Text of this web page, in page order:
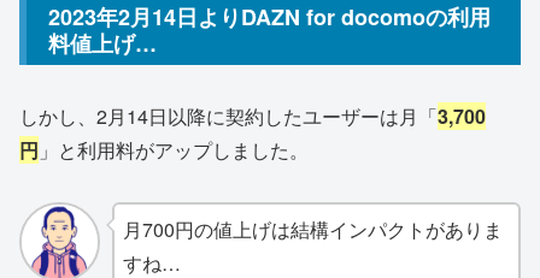
2023年2月14日よりDAZN for docomoの利用
料値上げ…
しかし、2月14日以降に契約したユーザーは月「3,700
円 」と利用料がアップしました。
月700円の値上げは結構インパクトがありま
すね…